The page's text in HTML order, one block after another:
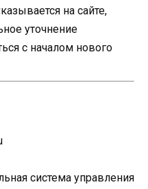
на сайте,
уточнение
с началом нового
система управления